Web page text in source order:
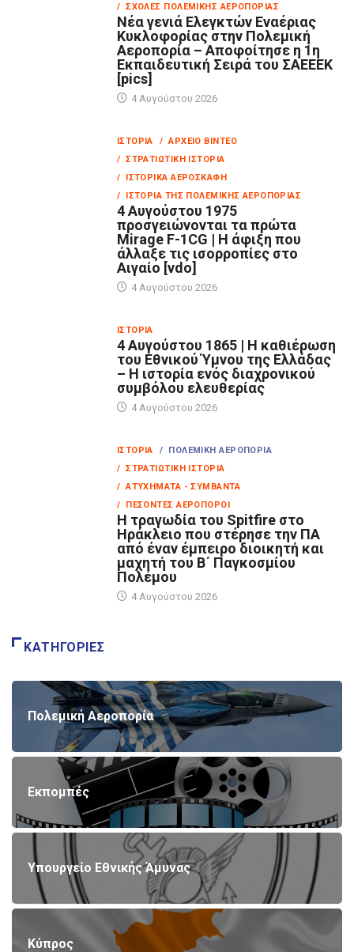
/ ΣΧΟΛΈΣ ΠΟΛΕΜΙΚΉΣ ΑΕΡΟΠΟΡΊΑΣ
Νέα γενιά Ελεγκτών Εναέριας
Κυκλοφορίας στην Πολεμική
Αεροπορία – Αποφοίτησε η 1η
Εκπαιδευτική Σειρά του ΣΑΕΕΕΚ
[pics]
4 Αυγούστου 2026
ΙΣΤΟΡΊΑ
/ ΑΡΧΕΊΟ ΒΊΝΤΕΟ
/ ΣΤΡΑΤΙΩΤΙΚΉ ΙΣΤΟΡΊΑ
/ ΙΣΤΟΡΙΚΆ ΑΕΡΟΣΚΆΦΗ
/ ΙΣΤΟΡΊΑ ΤΗΣ ΠΟΛΕΜΙΚΉΣ ΑΕΡΟΠΟΡΊΑΣ
4 Αυγούστου 1975
προσγειώνονται τα πρώτα
Mirage F-1CG | Η άφιξη που
άλλαξε τις ισορροπίες στο
Αιγαίο [vdo]
4 Αυγούστου 2026
ΙΣΤΟΡΊΑ
4 Αυγούστου 1865 | Η καθιέρωση
του Εθνικού Ύμνου της Ελλάδας
– Η ιστορία ενός διαχρονικού
συμβόλου ελευθερίας
4 Αυγούστου 2026
ΙΣΤΟΡΊΑ
/ ΠΟΛΕΜΙΚΉ ΑΕΡΟΠΟΡΊΑ
/ ΣΤΡΑΤΙΩΤΙΚΉ ΙΣΤΟΡΊΑ
/ ΑΤΥΧΉΜΑΤΑ - ΣΥΜΒΆΝΤΑ
/ ΠΕΣΌΝΤΕΣ ΑΕΡΟΠΌΡΟΙ
Η τραγωδία του Spitfire στο
Ηράκλειο που στέρησε την ΠΑ
από έναν έμπειρο διοικητή και
μαχητή του Β΄ Παγκοσμίου
Πολέμου
4 Αυγούστου 2026
ΚΑΤΗΓΟΡΊΕΣ
Πολεμική Αεροπορία
Εκπομπές
Υπουργείο Εθνικής Άμυνας
Κύπρος